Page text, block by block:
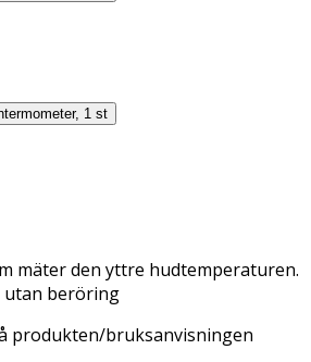
1 st
mäter den yttre hudtemperaturen.
utan beröring
produkten/bruksanvisningen